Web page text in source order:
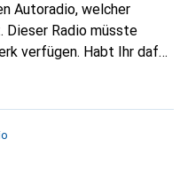
Dieser Radio müsste
verfügen. Habt Ihr dafür